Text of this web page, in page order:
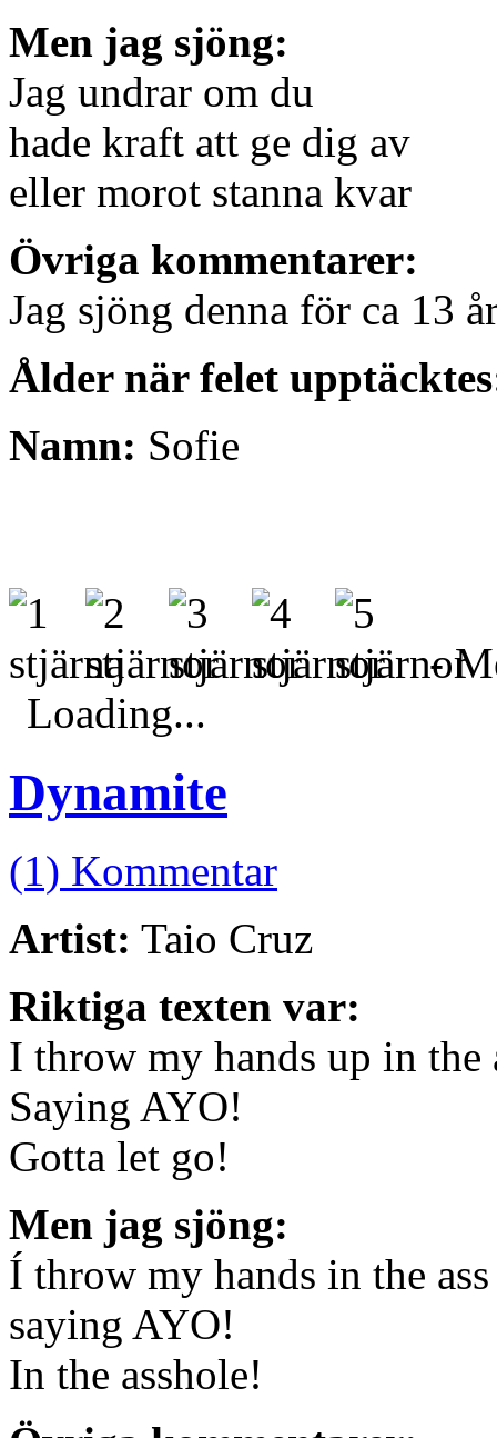
Men jag sjöng:
Jag undrar om du
hade kraft att ge dig av
eller morot stanna kvar
Övriga kommentarer:
Jag sjöng denna för ca 13
Ålder när felet
Namn: Sofie
-
Loading...
Dynamite
(1) Kommentar
Artist: Taio Cruz
Riktiga texten var:
I throw my hands up in the
Saying AYO!
Gotta let go!
Men jag sjöng:
Í throw my hands in the
saying AYO!
In the asshole!